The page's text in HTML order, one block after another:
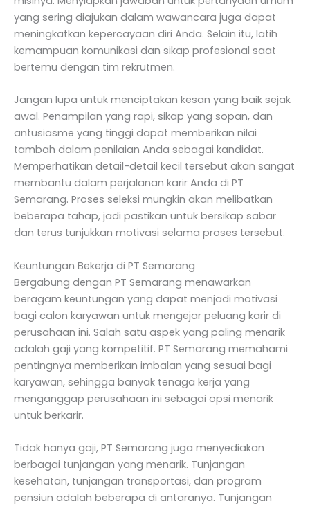
yang sering diajukan dalam wawancara juga dapat
meningkatkan kepercayaan diri Anda. Selain itu, latih
kemampuan komunikasi dan sikap profesional saat
bertemu dengan tim rekrutmen.
Jangan lupa untuk menciptakan kesan yang baik sejak
awal. Penampilan yang rapi, sikap yang sopan, dan
antusiasme yang tinggi dapat memberikan nilai
tambah dalam penilaian Anda sebagai kandidat.
Memperhatikan detail-detail kecil tersebut akan sangat
membantu dalam perjalanan karir Anda di PT
Semarang. Proses seleksi mungkin akan melibatkan
beberapa tahap, jadi pastikan untuk bersikap sabar
dan terus tunjukkan motivasi selama proses tersebut.
Keuntungan Bekerja di PT Semarang
Bergabung dengan PT Semarang menawarkan
beragam keuntungan yang dapat menjadi motivasi
bagi calon karyawan untuk mengejar peluang karir di
perusahaan ini. Salah satu aspek yang paling menarik
adalah gaji yang kompetitif. PT Semarang memahami
pentingnya memberikan imbalan yang sesuai bagi
karyawan, sehingga banyak tenaga kerja yang
menganggap perusahaan ini sebagai opsi menarik
untuk berkarir.
Tidak hanya gaji, PT Semarang juga menyediakan
berbagai tunjangan yang menarik. Tunjangan
kesehatan, tunjangan transportasi, dan program
pensiun adalah beberapa di antaranya. Tunjangan